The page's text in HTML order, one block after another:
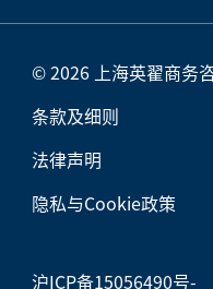
© 2026 上海英翟商务
条款及细则
法律声明
隐私与Cookie政策
沪ICP备15056490号-